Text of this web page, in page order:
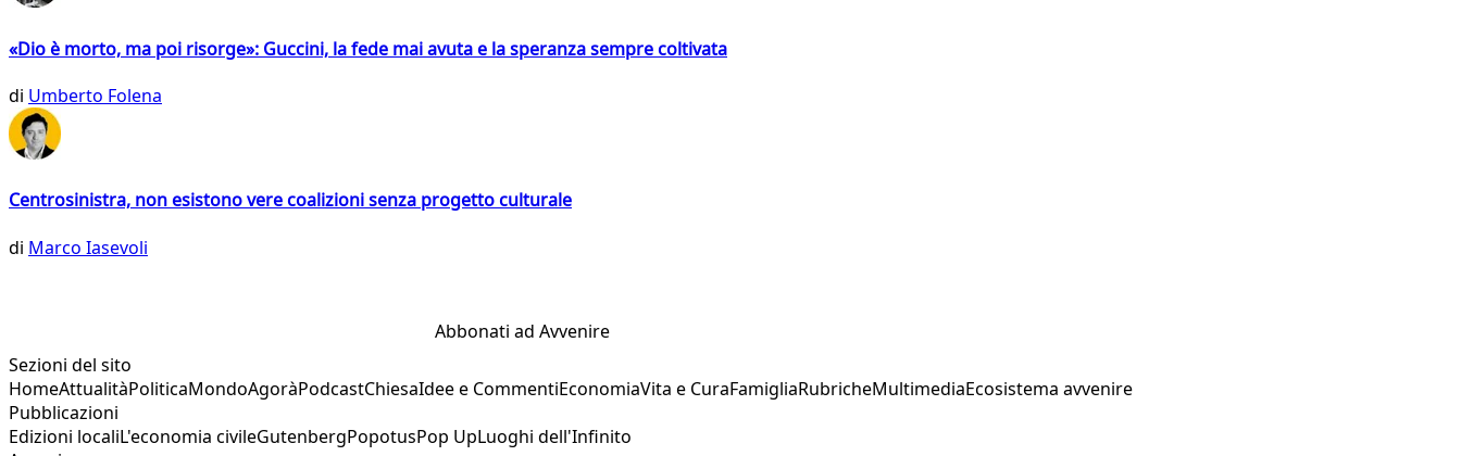
«Dio è morto, ma poi risorge»: Guccini, la fede mai avuta e la speranza sempre coltivata
di Umberto Folena
Centrosinistra, non esistono vere coalizioni senza progetto culturale
di Marco Iasevoli
Abbonati ad Avvenire
Sezioni del sito
HomeAttualitàPoliticaMondoAgoràPodcastChiesaIdee e CommentiEconomiaVita e CuraFamigliaRubricheMultimediaEcosistema avvenire
Pubblicazioni
Edizioni localiL'economia civileGutenbergPopotusPop UpLuoghi dell'Infinito